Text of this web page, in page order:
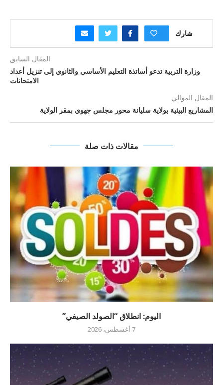
شارك
المقال السابق
وزارة التربية تدعو أساتذة التعليم الأساسي والثانوي إلى تنزيل أعداد
الامتحانات
المقال الموالي
المشاريع البيئية بولاية سليانة محور مجلس جهوي بمقر الولاية
مقالات ذات صلة
اليوم: انطلاق “الصولد الصيفي”
7 أغسطس، 2026